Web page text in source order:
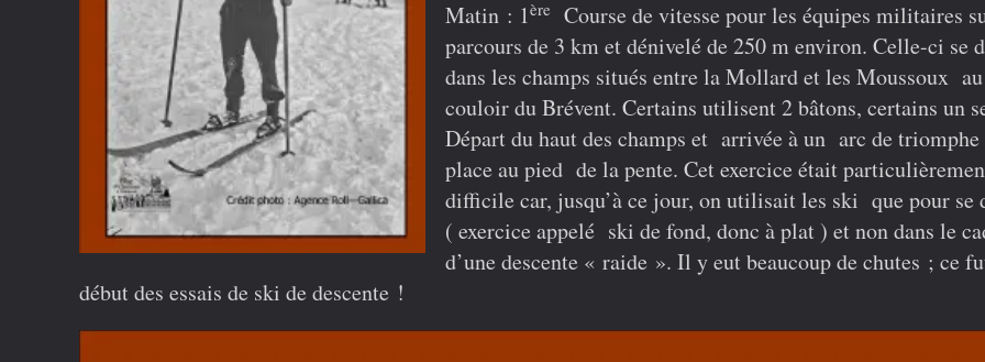
Matin : 1ère Course de vitesse pour les équipes militaires
parcours de 3 km et dénivelé de 250 m environ. Celle-ci se
dans les champs situés entre la Mollard et les Moussoux
couloir du Brévent. Certains utilisent 2 bâtons, certains un
Départ du haut des champs et arrivée à un arc de
place au pied de la pente. Cet exercice était
difficile car, jusqu’à ce jour, on utilisait les ski que pour se
( exercice appelé ski de fond, donc à plat ) et non dans le
d’une descente « raide ». Il y eut beaucoup de chutes ; ce
début des essais de ski de descente !